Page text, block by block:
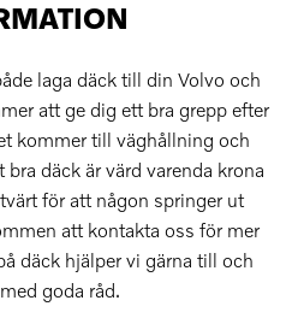
laga däck till din Volvo och
att ge dig ett bra grepp efter
kommer till väghållning och
däck är värd varenda krona
för att någon springer ut
att kontakta oss för mer
däck hjälper vi gärna till och
goda råd.